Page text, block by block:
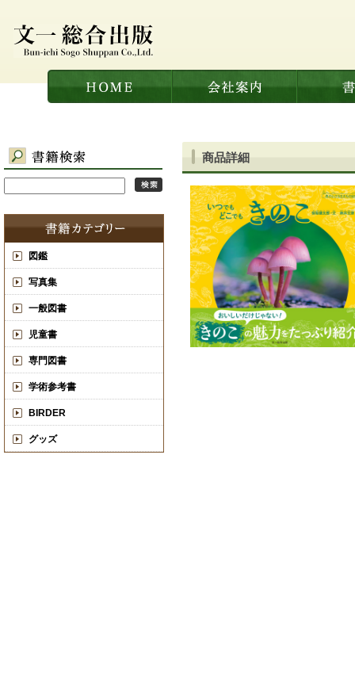
図鑑
写真集
一般図書
児童書
専門図書
学術参考書
BIRDER
グッズ
商品詳細